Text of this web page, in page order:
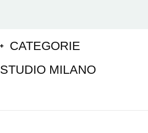
CATEGORIE
STUDIO MILANO